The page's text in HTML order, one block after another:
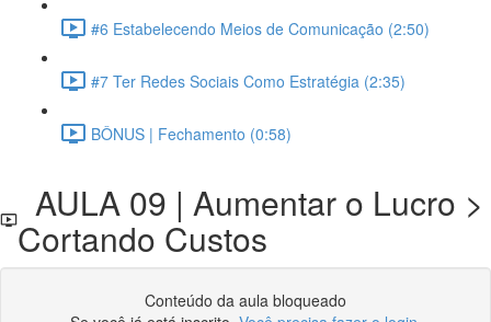
#6 Estabelecendo Meios de Comunicação (2:50)
#7 Ter Redes Sociais Como Estratégia (2:35)
BÔNUS | Fechamento (0:58)
AULA 09 | Aumentar o Lucro >
Cortando Custos
Conteúdo da aula bloqueado